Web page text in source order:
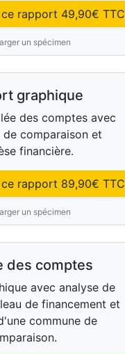
rapport 49,90€ TTC
un spécimen
graphique
des comptes avec
de comparaison et
financière.
rapport 89,90€ TTC
un spécimen
des comptes
avec analyse de
de financement et
commune de